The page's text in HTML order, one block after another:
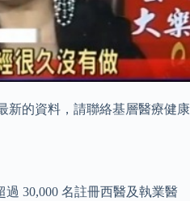
新的資料，請聯絡基層醫療健康
過 30,000 名註冊西醫及執業醫